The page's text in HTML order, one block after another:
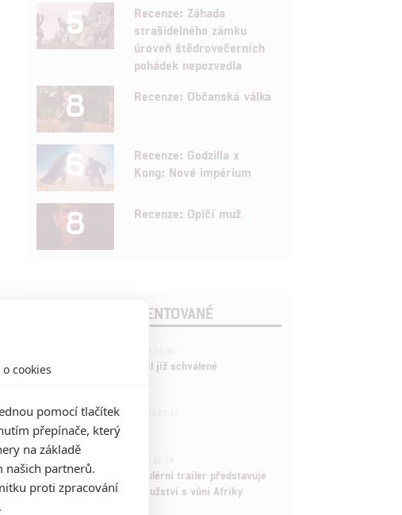
5
Recenze: Záhada
strašidelného zámku
úroveň štědrovečerních
pohádek nepozvedla
8 Recenze: Občanská válka
6
Recenze: Godzilla x
Kong: Nové impérium
8 Recenze: Opičí muž
POSLEDNÍ KOMENTOVANÉ
Marvel nečekaně zrušil již schválené
433FILM | 01.08.2026 07:11
拆彈專家
1
Děti krve a kostí: Regulérní trailer představuje
akční fantasy dobrodružství s vůní Afriky
cookies
pomocí tlačítek
přepínače, který
na základě
našich partnerů.
proti zpracování